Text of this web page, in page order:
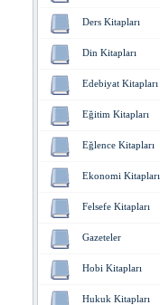
Ders Kitapları
Din Kitapları
Edebiyat Kitapları
Eğitim Kitapları
Eğlence Kitapları
Ekonomi Kitapları
Felsefe Kitapları
Gazeteler
Hobi Kitapları
Hukuk Kitapları